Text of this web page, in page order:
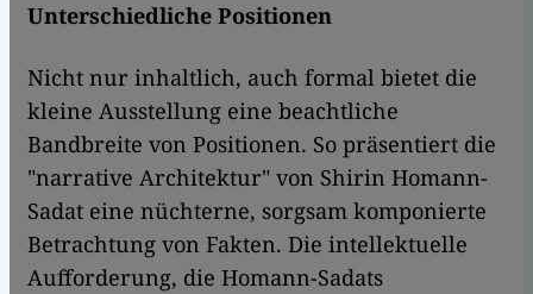
Unterschiedliche Positionen
Nicht nur inhaltlich, auch formal bietet die
kleine Ausstellung eine beachtliche
Bandbreite von Positionen. So präsentiert die
"narrative Architektur" von Shirin Homann-
Sadat eine nüchterne, sorgsam komponierte
Betrachtung von Fakten. Die intellektuelle
Aufforderung, die Homann-Sadats